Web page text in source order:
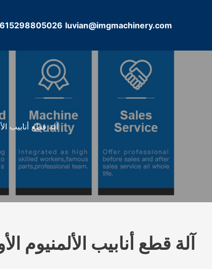
luvian@imgmachinery.com
آلة قطع أنابيب
آلة قطع أنابيب الألمنيوم